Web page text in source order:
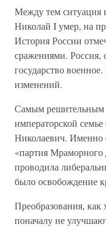
Между тем ситуация
Николай I умер, на
История России
сражениями. Россия,
государство
изменений.
Самым решительным
императорской
Николаевич. Именно
«партия
проводила
было освобождение
Преобразования, как
поначалу не